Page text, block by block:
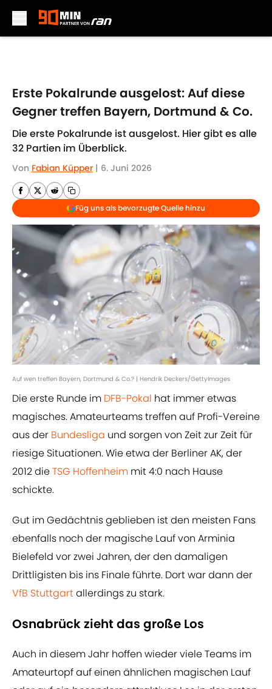
Erste Pokalrunde ausgelost: Auf diese
Gegner treffen Bayern, Dortmund & Co.
Die erste Pokalrunde ist ausgelost. Hier gibt es alle
32 Partien im Überblick.
Von Fabian Küpper | 6. Juni 2026
Füg uns als bevorzugte Quelle hinzu
Auf wen treffen Bayern, Dortmund & Co.? | Hendrik Deckers/GettyImages
Die erste Runde im DFB-Pokal hat immer etwas
magisches. Amateurteams treffen auf Profi-Vereine
aus der Bundesliga und sorgen von Zeit zur Zeit für
riesige Situationen. Wie etwa der Berliner AK, der
2012 dieTSG Hoffenheim mit 4:0 nach Hause
schickte.
Gut im Gedächtnis geblieben ist den meisten Fans
ebenfalls noch der magische Lauf von Arminia
Bielefeld vor zwei Jahren, der den damaligen
Drittligisten bis ins Finale führte. Dort war dann der
VfB Stuttgartallerdings zu stark.
Osnabrück zieht das große Los
Auch in diesem Jahr hoffen wieder viele Teams im
Amateurtopf auf einen ähnlichen magischen Lauf